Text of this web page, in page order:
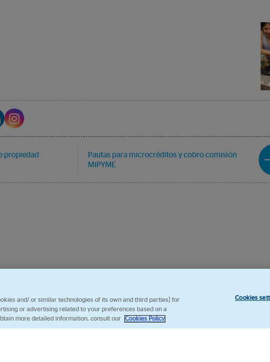
propiedad
Pautas para microcréditos y cobro comisión
MIPYME
and/ or similar technologies of its own and third parties] for
or advertising related to your preferences based on a
more detailed information, consult our
Cookies Policy
Cookies